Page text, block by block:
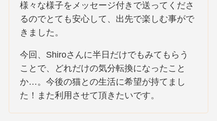
様々な様子をメッセージ付きで送ってくださ
るのでとても安心して、出先で楽しむ事がで
きました。
今回、Shiroさんに半日だけでもみてもらう
ことで、どれだけの気分転換になったこと
か…。今後の猫との生活に希望が持てまし
た！また利用させて頂きたいです。